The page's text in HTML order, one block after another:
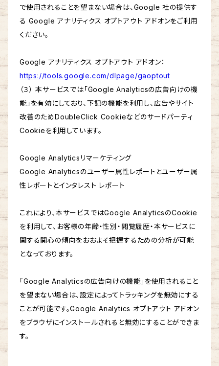
で使用されることを望まない場合は、Google 社の提供す
る Google アナリティクス オプトアウト アドオンをご利用
ください。
Google アナリティクス オプトアウト アドオン：
https://tools.google.com/dlpage/gaoptout
（３） 本サービスでは「Google Analyticsの広告向けの機
能」を有効にしており、下記の機能を利用し、広告やサイト
改善のためDoubleClick Cookieなどのサードパーティ
Cookieを利用しています。
Google Analyticsリマーケティング
Google Analyticsのユーザー属性レポートとユーザー属
性レポートとインタレスト レポート
これにより、本サービスではGoogle AnalyticsのCookie
を利用して、お客様の年齢・性別・閲覧履歴・本サービスに
関する関心の傾向をおおよそ把握するための分析が可能
となっております。
「Google Analyticsの広告向けの機能」を使用されること
を望まない場合は、設定によってトラッキングを無効にする
ことが可能です。Google Analytics オプトアウト アドオン
をブラウザにインストールされると無効にすることができま
す。